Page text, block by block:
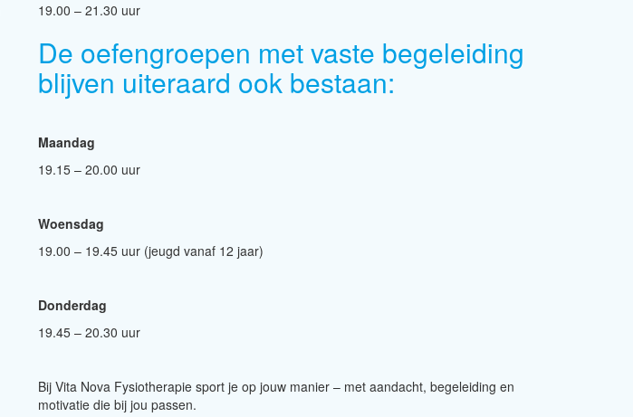
19.00 – 21.30 uur
De oefengroepen met vaste begeleiding
blijven uiteraard ook bestaan:
Maandag
19.15 – 20.00 uur
Woensdag
19.00 – 19.45 uur (jeugd vanaf 12 jaar)
Donderdag
19.45 – 20.30 uur
Bij Vita Nova Fysiotherapie sport je op jouw manier – met aandacht, begeleiding en
motivatie die bij jou passen.